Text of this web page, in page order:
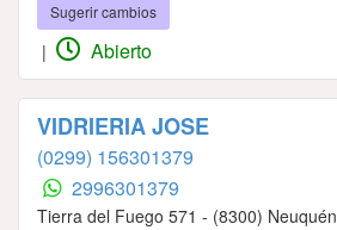
Sugerir cambios
| Abierto
VIDRIERIA JOSE
(0299) 156301379
2996301379
Tierra del Fuego 571 - (8300) Neuquén